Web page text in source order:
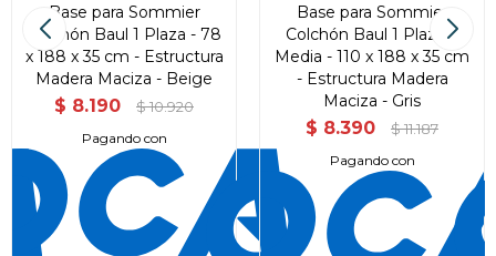
Base para Sommier
Colchón Baul 1 Plaza - 78
x 188 x 35 cm - Estructura
Madera Maciza - Beige
$ 8.190 $ 10.920
Pagando con
Base para Sommier
Colchón Baul 1 Plaza y
Media - 110 x 188 x 35 cm
- Estructura Madera
Maciza - Gris
$ 8.390 $ 11.187
Pagando con